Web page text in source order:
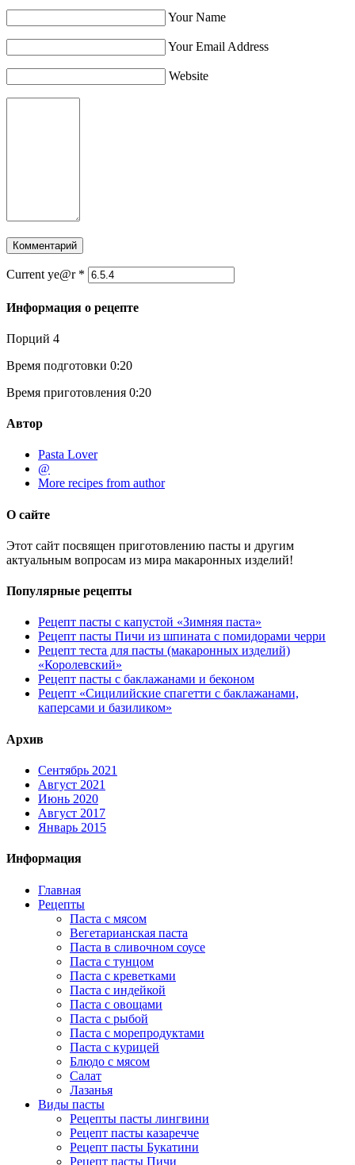
Your Name
Your Email Address
Website
Current ye@r *
Информация о рецепте
Порций 4
Время подготовки 0:20
Время приготовления 0:20
Автор
Pasta Lover
@
More recipes from author
О сайте
Этот сайт посвящен приготовлению пасты и другим
актуальным вопросам из мира макаронных изделий!
Популярные рецепты
Рецепт пасты с капустой «Зимняя паста»
Рецепт пасты Пичи из шпината с помидорами черри
Рецепт теста для пасты (макаронных изделий)
«Королевский»
Рецепт пасты с баклажанами и беконом
Рецепт «Сицилийские спагетти с баклажанами,
каперсами и базиликом»
Архив
Сентябрь 2021
Август 2021
Июнь 2020
Август 2017
Январь 2015
Информация
Главная
Рецепты
Паста с мясом
Вегетарианская паста
Паста в сливочном соусе
Паста с тунцом
Паста с креветками
Паста с индейкой
Паста с овощами
Паста с рыбой
Паста с морепродуктами
Паста с курицей
Блюдо с мясом
Салат
Лазанья
Виды пасты
Рецепты пасты лингвини
Рецепт пасты казаречче
Рецепт пасты Букатини
Рецепт пасты Пичи